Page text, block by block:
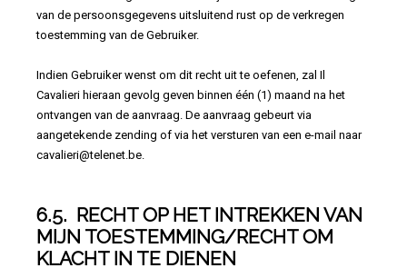
van de persoonsgegevens uitsluitend rust op de verkregen
toestemming van de Gebruiker.
Indien Gebruiker wenst om dit recht uit te oefenen, zal Il
Cavalieri hieraan gevolg geven binnen één (1) maand na het
ontvangen van de aanvraag. De aanvraag gebeurt via
aangetekende zending of via het versturen van een e-mail naar
cavalieri@telenet.be.
6.5. RECHT OP HET INTREKKEN VAN
MIJN TOESTEMMING/RECHT OM
KLACHT IN TE DIENEN